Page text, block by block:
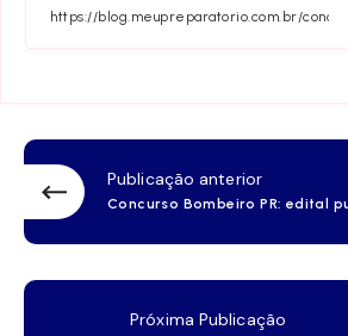
Publicação anterior
Concurso Bombeiro PR: edital
Próxima Publicação